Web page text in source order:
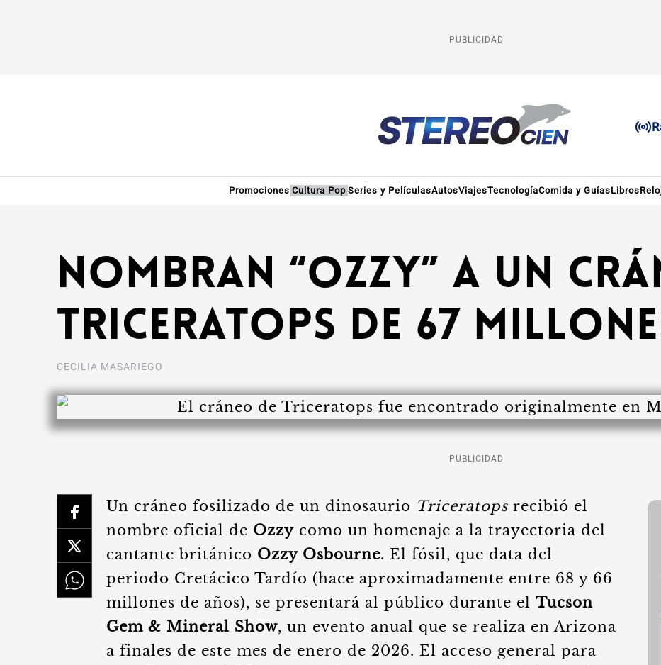
PUBLICIDAD
Promociones Cultura Pop Series y PelículasAutosViajesTecnologíaComida y GuíasLibros
Nombran “Ozzy” a un
Triceratops de 67
CECILIA MASARIEGO
PUBLICIDAD
Un cráneo fosilizado de un dinosaurio Triceratops recibió el
nombre oficial de Ozzy como un homenaje a la trayectoria del
cantante británico Ozzy Osbourne. El fósil, que data del
periodo Cretácico Tardío (hace aproximadamente entre 68 y 66
millones de años), se presentará al público durante el Tucson
Gem & Mineral Show, un evento anual que se realiza en Arizona
a finales de este mes de enero de 2026. El acceso general para